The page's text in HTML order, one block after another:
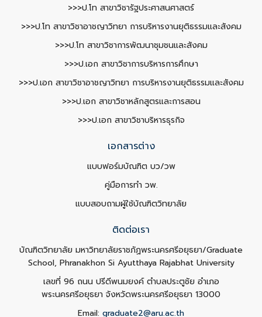
>>>ป.โท สาขาวิชารัฐประศาสนศาสตร์
>>>ป.โท สาขาวิชาอาชญาวิทยา การบริหารงานยุติธรรมและสังคม
>>>ป.โท สาขาวิชาการพัฒนาชุมชนและสังคม
>>>ป.เอก สาขาวิชาการบริหารการศึกษา
>>>ป.เอก สาขาวิชาอาชญาวิทยา การบริหารงานยุติธรรมและสังคม
>>>ป.เอก สาขาวิชาหลักสูตรและการสอน
>>>ป.เอก สาขาวิชาบริหารธุรกิจ
เอกสารต่าง
แบบฟอร์มบัณฑิต บว/วพ
คู่มือการทำ วพ.
แบบสอบถามผู้ใช้บัณฑิตวิทยาลัย
ติดต่อเรา
บัณฑิตวิทยาลัย มหาวิทยาลัยราชภัฏพระนครศรีอยุธยา/Graduate
School, Phranakhon Si Ayutthaya Rajabhat University
เลขที่ 96 ถนน ปรีดีพนมยงค์ ตำบลประตูชัย อำเภอ
พระนครศรีอยุธยา จังหวัดพระนครศรีอยุธยา 13000
Email: graduate2@aru.ac.th